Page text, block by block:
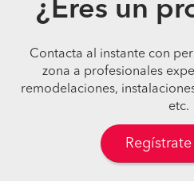
¿Eres un
Contacta al instante con
zona a profesionales
remodelaciones,
etc.